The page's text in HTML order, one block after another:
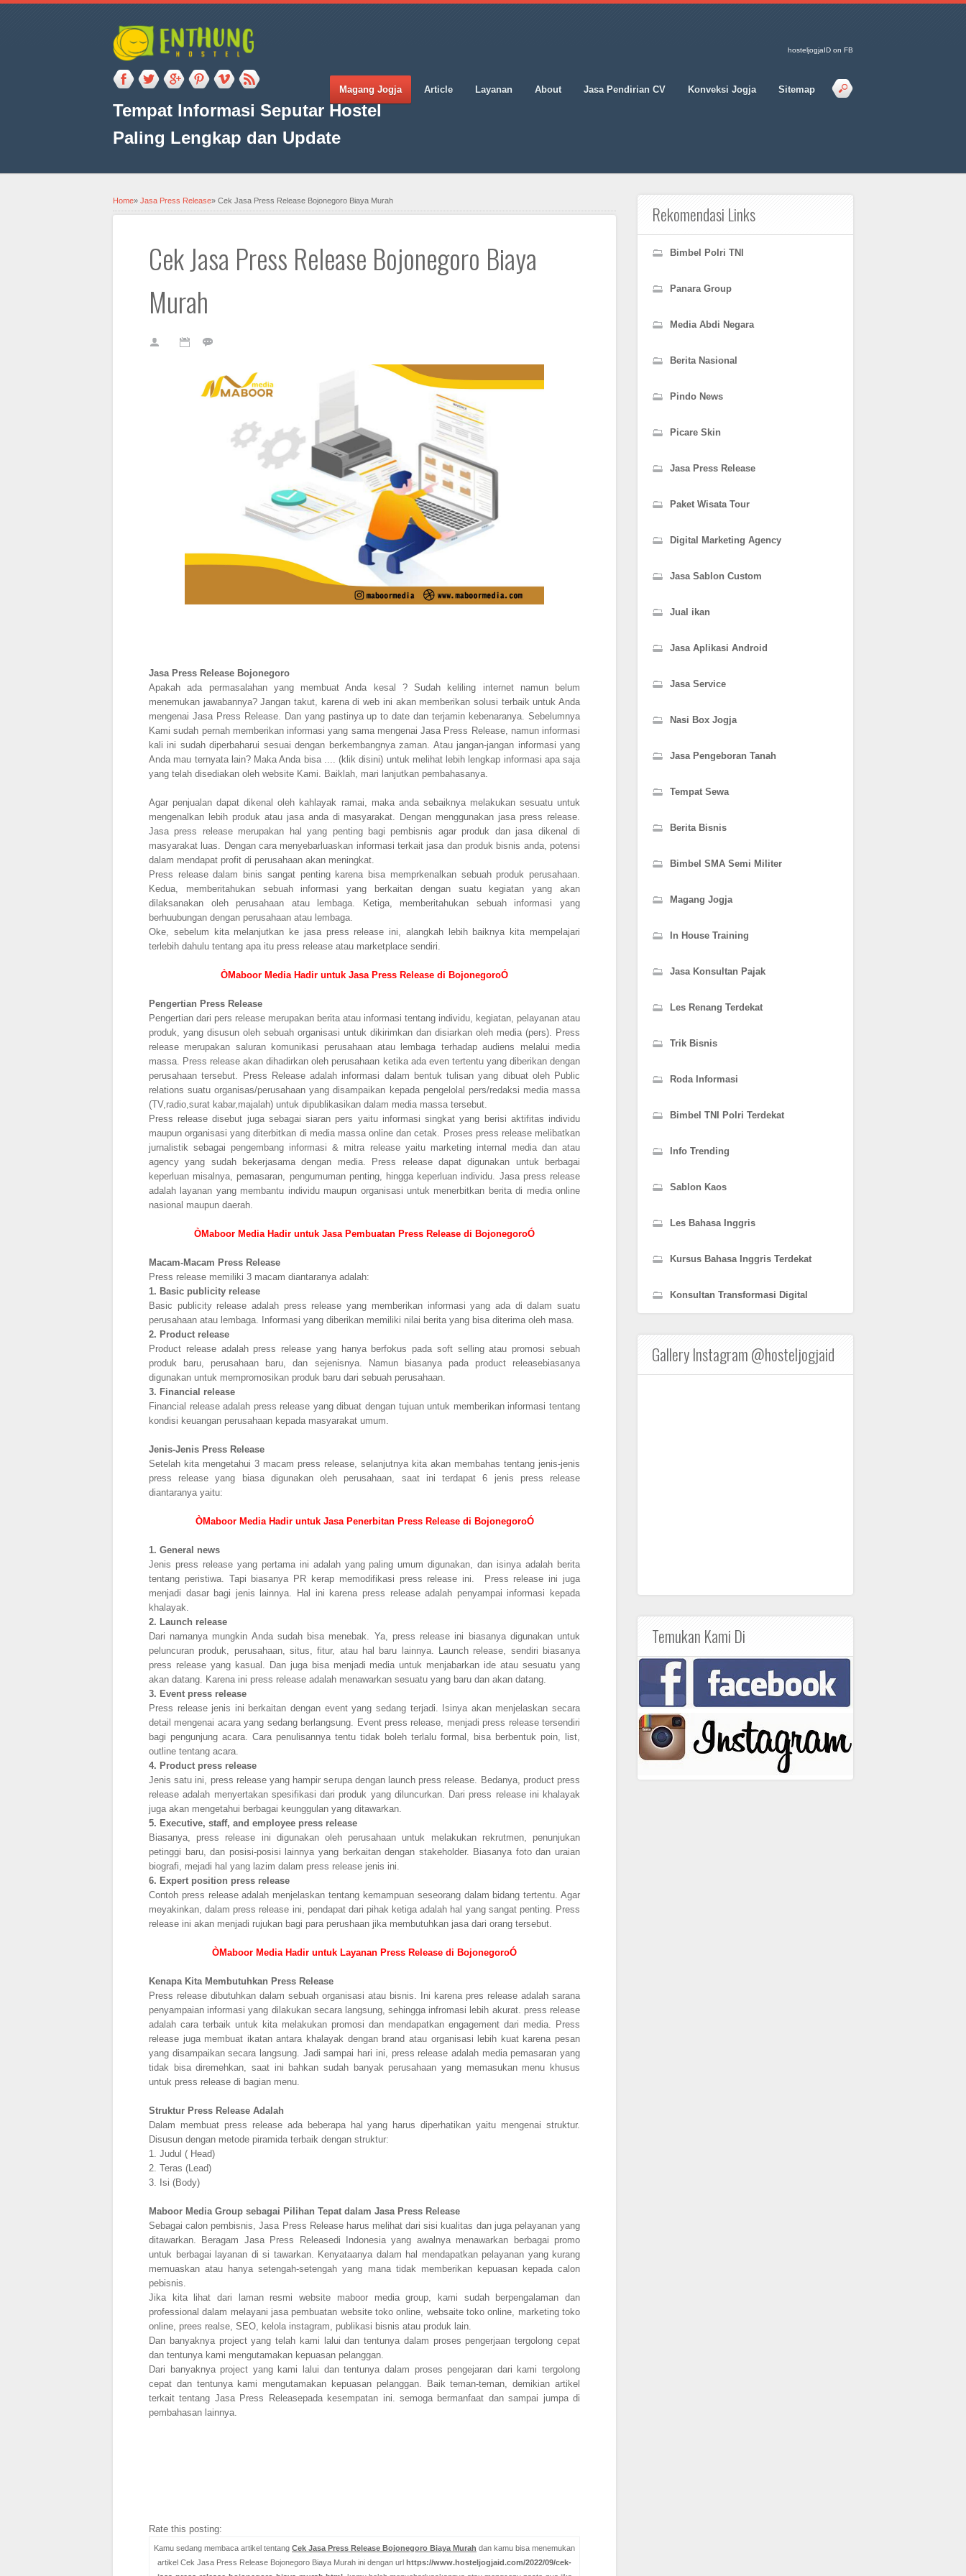
Tempat Informasi Seputar Hostel
Paling Lengkap dan Update
hosteljogjaID on FB
Magang Jogja Article Layanan About Jasa Pendirian CV Konveksi Jogja Sitemap
Home» Jasa Press Release» Cek Jasa Press Release Bojonegoro Biaya Murah
Cek Jasa Press Release Bojonegoro Biaya
Murah
Jasa Press Release Bojonegoro
Apakah ada permasalahan yang membuat Anda kesal ? Sudah keliling internet namun belum
menemukan jawabannya? Jangan takut, karena di web ini akan memberikan solusi terbaik untuk Anda
mengenai Jasa Press Release. Dan yang pastinya up to date dan terjamin kebenaranya. Sebelumnya
Kami sudah pernah memberikan informasi yang sama mengenai Jasa Press Release, namun informasi
kali ini sudah diperbaharui sesuai dengan berkembangnya zaman. Atau jangan-jangan informasi yang
Anda mau ternyata lain? Maka Anda bisa .... (klik disini) untuk melihat lebih lengkap informasi apa saja
yang telah disediakan oleh website Kami. Baiklah, mari lanjutkan pembahasanya.
Agar penjualan dapat dikenal oleh kahlayak ramai, maka anda sebaiknya melakukan sesuatu untuk
mengenalkan lebih produk atau jasa anda di masyarakat. Dengan menggunakan jasa press release.
Jasa press release merupakan hal yang penting bagi pembisnis agar produk dan jasa dikenal di
masyarakat luas. Dengan cara menyebarluaskan informasi terkait jasa dan produk bisnis anda, potensi
dalam mendapat profit di perusahaan akan meningkat.
Press release dalam binis sangat penting karena bisa memprkenalkan sebuah produk perusahaan.
Kedua, memberitahukan sebuah informasi yang berkaitan dengan suatu kegiatan yang akan
dilaksanakan oleh perusahaan atau lembaga. Ketiga, memberitahukan sebuah informasi yang
berhuubungan dengan perusahaan atau lembaga.
Oke, sebelum kita melanjutkan ke jasa press release ini, alangkah lebih baiknya kita mempelajari
terlebih dahulu tentang apa itu press release atau marketplace sendiri.
ÒMaboor Media Hadir untuk Jasa Press Release di BojonegoroÓ
Pengertian Press Release
Pengertian dari pers release merupakan berita atau informasi tentang individu, kegiatan, pelayanan atau
produk, yang disusun oleh sebuah organisasi untuk dikirimkan dan disiarkan oleh media (pers). Press
release merupakan saluran komunikasi perusahaan atau lembaga terhadap audiens melalui media
massa. Press release akan dihadirkan oleh perusahaan ketika ada even tertentu yang diberikan dengan
perusahaan tersebut. Press Release adalah informasi dalam bentuk tulisan yang dibuat oleh Public
relations suatu organisas/perusahaan yang disampaikan kepada pengelolal pers/redaksi media massa
(TV,radio,surat kabar,majalah) untuk dipublikasikan dalam media massa tersebut.
Press release disebut juga sebagai siaran pers yaitu informasi singkat yang berisi aktifitas individu
maupun organisasi yang diterbitkan di media massa online dan cetak. Proses press release melibatkan
jurnalistik sebagai pengembang informasi & mitra release yaitu marketing internal media dan atau
agency yang sudah bekerjasama dengan media. Press release dapat digunakan untuk berbagai
keperluan misalnya, pemasaran, pengumuman penting, hingga keperluan individu. Jasa press release
adalah layanan yang membantu individu maupun organisasi untuk menerbitkan berita di media online
nasional maupun daerah.
ÒMaboor Media Hadir untuk Jasa Pembuatan Press Release di BojonegoroÓ
Macam-Macam Press Release
Press release memiliki 3 macam diantaranya adalah:
1. Basic publicity release
Basic publicity release adalah press release yang memberikan informasi yang ada di dalam suatu
perusahaan atau lembaga. Informasi yang diberikan memiliki nilai berita yang bisa diterima oleh masa.
2. Product release
Product release adalah press release yang hanya berfokus pada soft selling atau promosi sebuah
produk baru, perusahaan baru, dan sejenisnya. Namun biasanya pada product releasebiasanya
digunakan untuk mempromosikan produk baru dari sebuah perusahaan.
3. Financial release
Financial release adalah press release yang dibuat dengan tujuan untuk memberikan informasi tentang
kondisi keuangan perusahaan kepada masyarakat umum.
Jenis-Jenis Press Release
Setelah kita mengetahui 3 macam press release, selanjutnya kita akan membahas tentang jenis-jenis
press release yang biasa digunakan oleh perusahaan, saat ini terdapat 6 jenis press release
diantaranya yaitu:
ÒMaboor Media Hadir untuk Jasa Penerbitan Press Release di BojonegoroÓ
1. General news
Jenis press release yang pertama ini adalah yang paling umum digunakan, dan isinya adalah berita
tentang peristiwa. Tapi biasanya PR kerap memodifikasi press release ini. Press release ini juga
menjadi dasar bagi jenis lainnya. Hal ini karena press release adalah penyampai informasi kepada
khalayak.
2. Launch release
Dari namanya mungkin Anda sudah bisa menebak. Ya, press release ini biasanya digunakan untuk
peluncuran produk, perusahaan, situs, fitur, atau hal baru lainnya. Launch release, sendiri biasanya
press release yang kasual. Dan juga bisa menjadi media untuk menjabarkan ide atau sesuatu yang
akan datang. Karena ini press release adalah menawarkan sesuatu yang baru dan akan datang.
3. Event press release
Press release jenis ini berkaitan dengan event yang sedang terjadi. Isinya akan menjelaskan secara
detail mengenai acara yang sedang berlangsung. Event press release, menjadi press release tersendiri
bagi pengunjung acara. Cara penulisannya tentu tidak boleh terlalu formal, bisa berbentuk poin, list,
outline tentang acara.
4. Product press release
Jenis satu ini, press release yang hampir serupa dengan launch press release. Bedanya, product press
release adalah menyertakan spesifikasi dari produk yang diluncurkan. Dari press release ini khalayak
juga akan mengetahui berbagai keunggulan yang ditawarkan.
5. Executive, staff, and employee press release
Biasanya, press release ini digunakan oleh perusahaan untuk melakukan rekrutmen, penunjukan
petinggi baru, dan posisi-posisi lainnya yang berkaitan dengan stakeholder. Biasanya foto dan uraian
biografi, mejadi hal yang lazim dalam press release jenis ini.
6. Expert position press release
Contoh press release adalah menjelaskan tentang kemampuan seseorang dalam bidang tertentu. Agar
meyakinkan, dalam press release ini, pendapat dari pihak ketiga adalah hal yang sangat penting. Press
release ini akan menjadi rujukan bagi para perushaan jika membutuhkan jasa dari orang tersebut.
ÒMaboor Media Hadir untuk Layanan Press Release di BojonegoroÓ
Kenapa Kita Membutuhkan Press Release
Press release dibutuhkan dalam sebuah organisasi atau bisnis. Ini karena pres release adalah sarana
penyampaian informasi yang dilakukan secara langsung, sehingga infromasi lebih akurat. press release
adalah cara terbaik untuk kita melakukan promosi dan mendapatkan engagement dari media. Press
release juga membuat ikatan antara khalayak dengan brand atau organisasi lebih kuat karena pesan
yang disampaikan secara langsung. Jadi sampai hari ini, press release adalah media pemasaran yang
tidak bisa diremehkan, saat ini bahkan sudah banyak perusahaan yang memasukan menu khusus
untuk press release di bagian menu.
Struktur Press Release Adalah
Dalam membuat press release ada beberapa hal yang harus diperhatikan yaitu mengenai struktur.
Disusun dengan metode piramida terbaik dengan struktur:
1.
Judul ( Head)
2. Teras (Lead)
3.
Isi (Body)
Maboor Media Group sebagai Pilihan Tepat dalam Jasa Press Release
Sebagai calon pembisnis, Jasa Press Release harus melihat dari sisi kualitas dan juga pelayanan yang
ditawarkan. Beragam Jasa Press Releasedi Indonesia yang awalnya menawarkan berbagai promo
untuk berbagai layanan di si tawarkan. Kenyataanya dalam hal mendapatkan pelayanan yang kurang
memuaskan atau hanya setengah-setengah yang mana tidak memberikan kepuasan kepada calon
pebisnis.
Jika kita lihat dari laman resmi website maboor media group, kami sudah berpengalaman dan
professional dalam melayani jasa pembuatan website toko online, websaite toko online, marketing toko
online, prees realse, SEO, kelola instagram, publikasi bisnis atau produk lain.
Dan banyaknya project yang telah kami lalui dan tentunya dalam proses pengerjaan tergolong cepat
dan tentunya kami mengutamakan kepuasan pelanggan.
Dari banyaknya project yang kami lalui dan tentunya dalam proses pengejaran dari kami tergolong
cepat dan tentunya kami mengutamakan kepuasan pelanggan. Baik teman-teman, demikian artikel
terkait tentang Jasa Press Releasepada kesempatan ini. semoga bermanfaat dan sampai jumpa di
pembahasan lainnya.
Rate this posting:
Kamu sedang membaca artikel tentang Cek Jasa Press Release Bojonegoro Biaya Murah dan kamu bisa menemukan
artikel Cek Jasa Press Release Bojonegoro Biaya Murah ini dengan url https://www.hosteljogjaid.com/2022/09/cek-
Rekomendasi Links
Bimbel Polri TNI
Panara Group
Media Abdi Negara
Berita Nasional
Pindo News
Picare Skin
Jasa Press Release
Paket Wisata Tour
Digital Marketing Agency
Jasa Sablon Custom
Jual ikan
Jasa Aplikasi Android
Jasa Service
Nasi Box Jogja
Jasa Pengeboran Tanah
Tempat Sewa
Berita Bisnis
Bimbel SMA Semi Militer
Magang Jogja
In House Training
Jasa Konsultan Pajak
Les Renang Terdekat
Trik Bisnis
Roda Informasi
Bimbel TNI Polri Terdekat
Info Trending
Sablon Kaos
Les Bahasa Inggris
Kursus Bahasa Inggris Terdekat
Konsultan Transformasi Digital
Gallery Instagram @hosteljogjaid
Temukan Kami Di